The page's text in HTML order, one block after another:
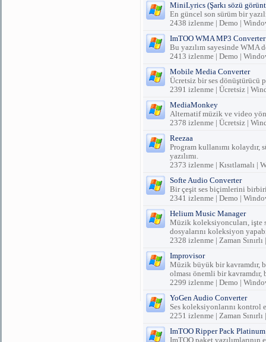
MiniLyrics (Şarkı sözü
En güncel son sürüm bir
2438 izlenme | Demo |
ImTOO WMA MP3 Converter
Bu yazılım sayesinde WMA
2413 izlenme | Demo |
Mobile Media Converter
Ücretsiz bir ses dönüştürücü
2391 izlenme | Ücretsiz |
MediaMonkey
Alternatif müzik ve video
2378 izlenme | Ücretsiz |
Reezaa
Program kullanımı kolaydır,
yazılımı.
2373 izlenme | Kısıtlamalı |
Softe Audio Converter
Bir çeşit ses biçimlerini
2341 izlenme | Demo |
Helium Music Manager
Müzik koleksiyoncuları, işte
dosyalarını koleksiyon
2328 izlenme | Zaman
Improvisor
Müzik büyük bir kavramdır,
olması önemli bir kavramdır,
2299 izlenme | Demo |
YoGen Audio Converter
Ses koleksiyonlarını kontrol
2251 izlenme | Zaman
ImTOO Ripper Pack Platinum
ImTOO paket